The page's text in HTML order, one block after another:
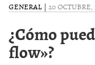
GENERAL | 20 OCTUBRE,
¿Cómo
flow»?